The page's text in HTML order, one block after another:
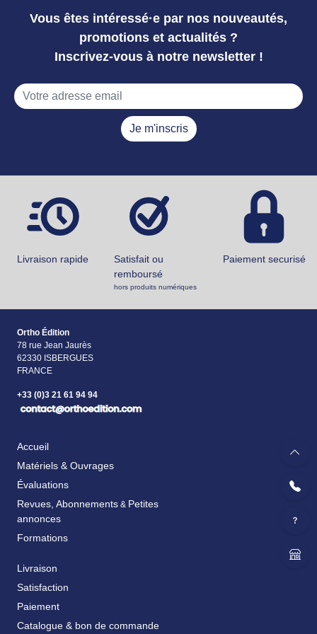
Vous êtes intéressé·e par nos nouveautés,
promotions et actualités ?
Inscrivez-vous à notre newsletter !
Je m'inscris
Livraison rapide
Satisfait ou
remboursé
hors produits numériques
Paiement securisé
Ortho Édition
78 rue Jean Jaurès
62330 ISBERGUES
FRANCE
+33 (0)3 21 61 94 94
Accueil
Matériels & Ouvrages
Évaluations
Revues, Abonnements & Petites
annonces
Formations
Livraison
Satisfaction
Paiement
Catalogue & bon de commande